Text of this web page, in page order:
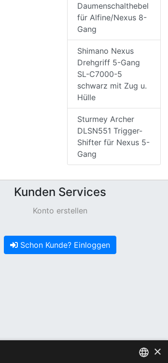
Daumenschalthebel
für Alfine/Nexus 8-
Gang
Shimano Nexus
Drehgriff 5-Gang
SL-C7000-5
schwarz mit Zug u.
Hülle
Sturmey Archer
DLSN551 Trigger-
Shifter für Nexus 5-
Gang
Kunden Services
Konto erstellen
Schon Kunde? Einloggen
×